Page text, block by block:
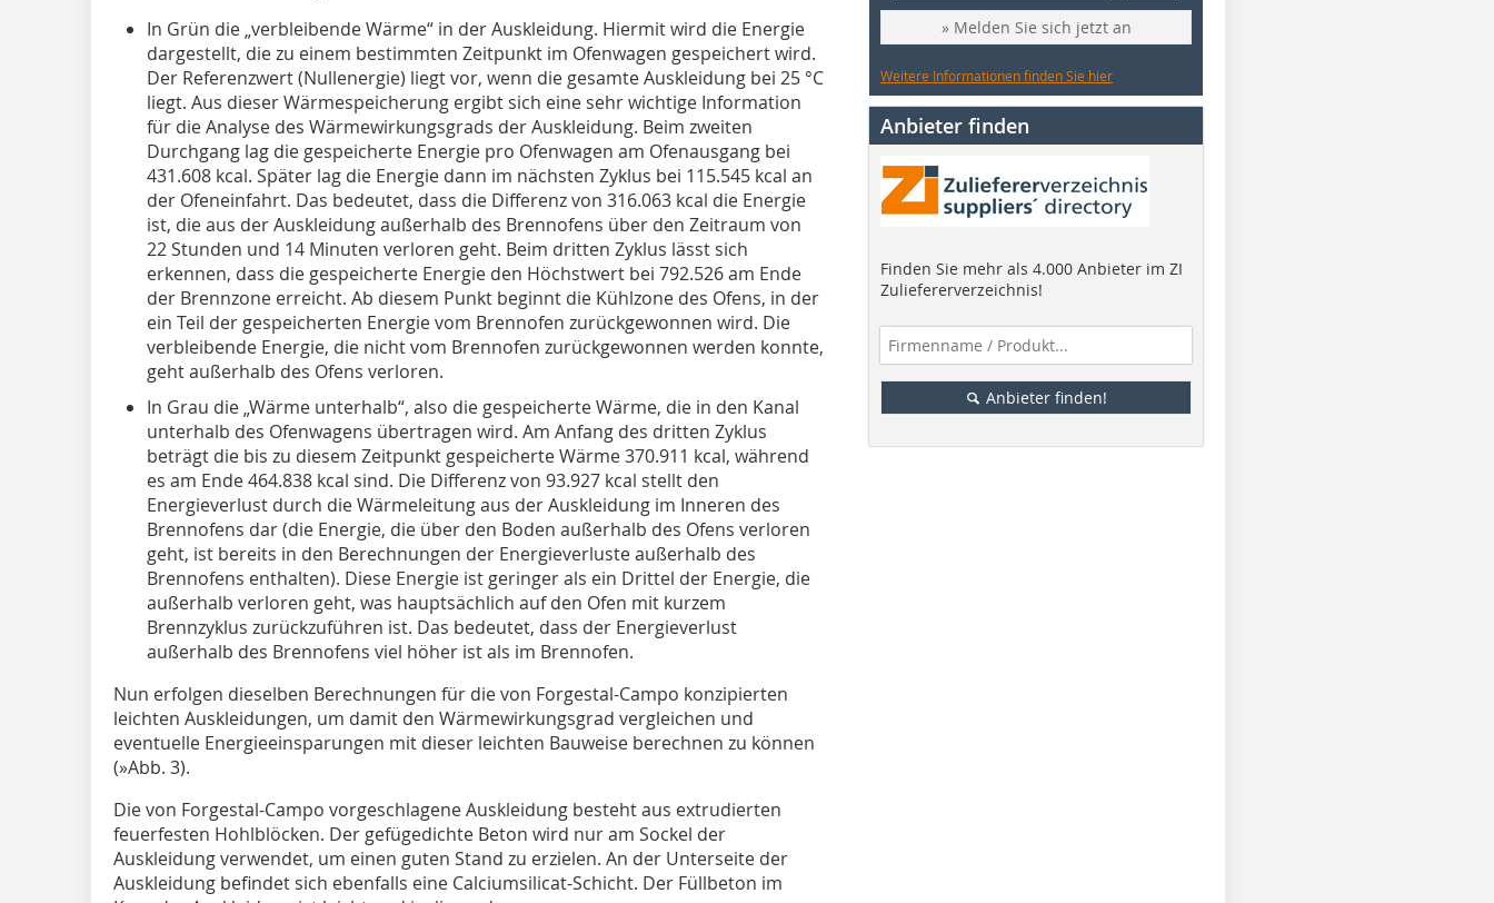
In Grün die „verbleibende Wärme“ in der Auskleidung. Hiermit wird die Energie
dargestellt, die zu einem bestimmten Zeitpunkt im Ofenwagen gespeichert wird.
Der Referenzwert (Nullenergie) liegt vor, wenn die gesamte Auskleidung bei 25 °C
liegt. Aus dieser Wärmespeicherung ergibt sich eine sehr wichtige Information
für die Analyse des Wärmewirkungsgrads der Auskleidung. Beim zweiten
Durchgang lag die gespeicherte Energie pro Ofenwagen am Ofenausgang bei
431.608 kcal. Später lag die Energie dann im nächsten Zyklus bei 115.545 kcal an
der Ofeneinfahrt. Das bedeutet, dass die Differenz von 316.063 kcal die Energie
ist, die aus der Auskleidung außerhalb des Brennofens über den Zeitraum von
22 Stunden und 14 Minuten verloren geht. Beim dritten Zyklus lässt sich
erkennen, dass die gespeicherte Energie den Höchstwert bei 792.526 am Ende
der Brennzone erreicht. Ab diesem Punkt beginnt die Kühlzone des Ofens, in der
ein Teil der gespeicherten Energie vom Brennofen zurückgewonnen wird. Die
verbleibende Energie, die nicht vom Brennofen zurückgewonnen werden konnte,
geht außerhalb des Ofens verloren.
In Grau die „Wärme unterhalb“, also die gespeicherte Wärme, die in den Kanal
unterhalb des Ofenwagens übertragen wird. Am Anfang des dritten Zyklus
beträgt die bis zu diesem Zeitpunkt gespeicherte Wärme 370.911 kcal, während
es am Ende 464.838 kcal sind. Die Differenz von 93.927 kcal stellt den
Energieverlust durch die Wärmeleitung aus der Auskleidung im Inneren des
Brennofens dar (die Energie, die über den Boden außerhalb des Ofens verloren
geht, ist bereits in den Berechnungen der Energieverluste außerhalb des
Brennofens enthalten). Diese Energie ist geringer als ein Drittel der Energie, die
außerhalb verloren geht, was hauptsächlich auf den Ofen mit kurzem
Brennzyklus zurückzuführen ist. Das bedeutet, dass der Energieverlust
außerhalb des Brennofens viel höher ist als im Brennofen.
Nun erfolgen dieselben Berechnungen für die von Forgestal-Campo konzipierten
leichten Auskleidungen, um damit den Wärmewirkungsgrad vergleichen und
eventuelle Energieeinsparungen mit dieser leichten Bauweise berechnen zu können
(»Abb. 3).
Die von Forgestal-Campo vorgeschlagene Auskleidung besteht aus extrudierten
feuerfesten Hohlblöcken. Der gefügedichte Beton wird nur am Sockel der
Auskleidung verwendet, um einen guten Stand zu erzielen. An der Unterseite der
Auskleidung befindet sich ebenfalls eine Calciumsilicat-Schicht. Der Füllbeton im
» Melden Sie sich jetzt an
Weitere Informationen finden Sie hier
Anbieter finden
Finden Sie mehr als 4.000 Anbieter im ZI
Zuliefererverzeichnis!
Anbieter finden!